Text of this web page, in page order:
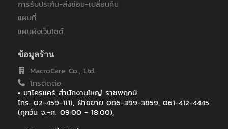
การรับประกัน-ส่งซ่อม-เปลี่ยนคืน
แผนที่
แผนผังเว็บไซต์
ข้อมูลร้าน
MacroCare Co., Ltd.
โทรติดต่อ:
• มาโครแคร์ สำนักงานใหญ่ ราชพฤกษ์
โทร. 02-459-1111, ฝ่ายขาย 086-399-3859, 061-412-4445
(ทุกวัน จ.-ศ. 09:00 - 18:00),